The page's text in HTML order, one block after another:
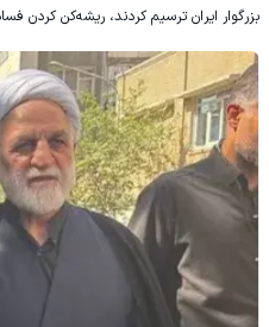
بزرگوار ایران ترسیم کردند، ریشه‌کن کردن